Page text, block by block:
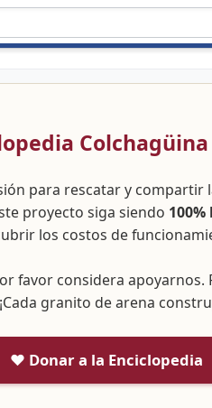
para rescatar y
proyecto siga siendo
los costos de
favor considera apoyarnos.
granito de arena
❤️ Donar a la Enciclopedia